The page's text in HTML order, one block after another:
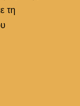
τη